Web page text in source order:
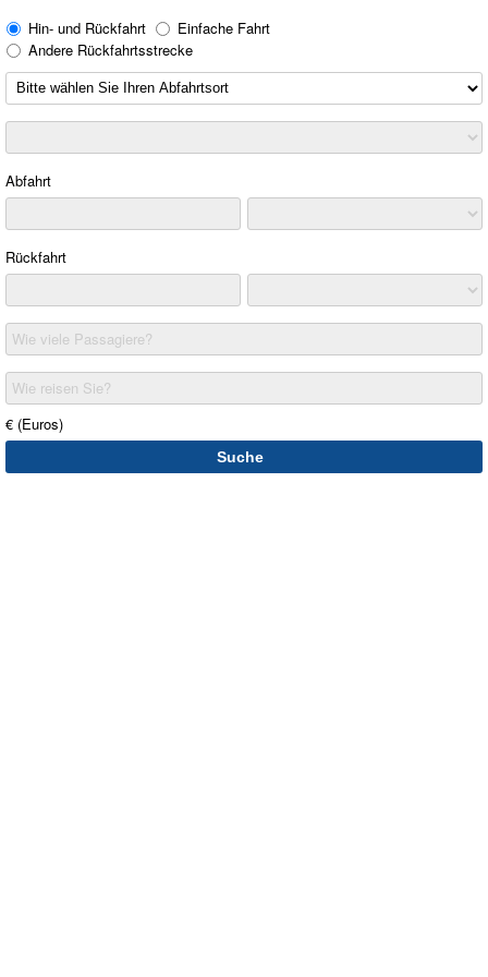
Hin- und Rückfahrt
Einfache Fahrt
Andere Rückfahrtsstrecke
Abfahrt
Rückfahrt
Wie viele Passagiere?
Wie reisen Sie?
€ (Euros)
Suche